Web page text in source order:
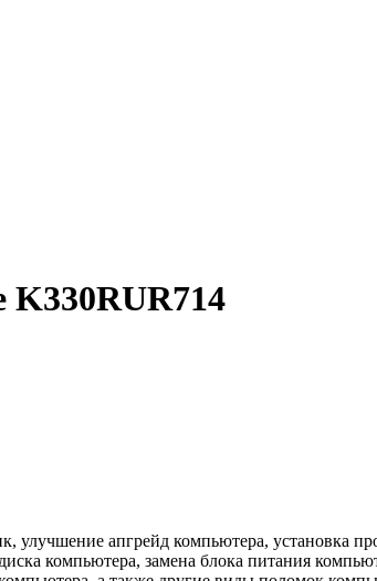
K330RUR714
апгрейд компьютера, установка
компьютера, замена блока питания